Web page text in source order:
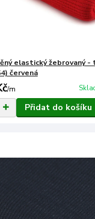
elastický žebrovaný -
červená
/m
Přidat do košíku